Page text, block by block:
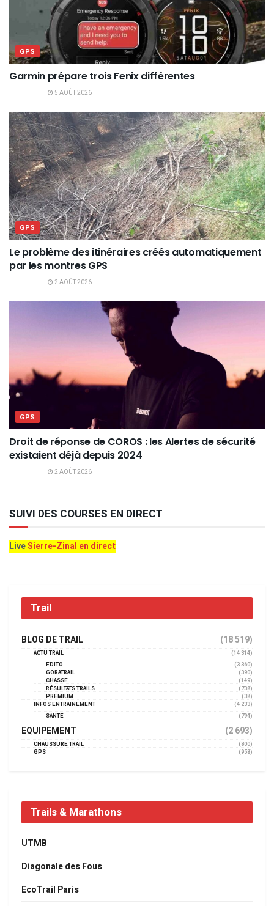
GPS
Garmin prépare trois Fenix différentes
5 AOÛT 2026
GPS
Le problème des itinéraires créés automatiquement
par les montres GPS
2 AOÛT 2026
GPS
Droit de réponse de COROS : les Alertes de sécurité
existaient déjà depuis 2024
2 AOÛT 2026
SUIVI DES COURSES EN DIRECT
LiveSierre-Zinal en direct
Trail
BLOG DE TRAIL (18 519)
ACTU TRAIL
(14 314)
EDITO
(3 360)
GORATRAIL
(390)
CHASSE
(149)
RÉSULTATS TRAILS
(738)
PREMIUM
(38)
INFOS ENTRAINEMENT
(4 233)
SANTÉ
(794)
EQUIPEMENT (2 693)
CHAUSSURE TRAIL
(800)
GPS
(958)
Trails & Marathons
UTMB
Diagonale des Fous
EcoTrail Paris